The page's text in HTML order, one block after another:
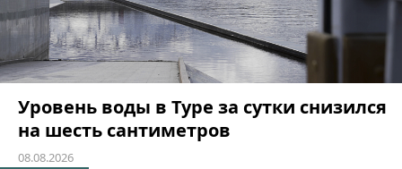
Уровень воды в Туре за сутки снизился
на шесть сантиметров
08.08.2026